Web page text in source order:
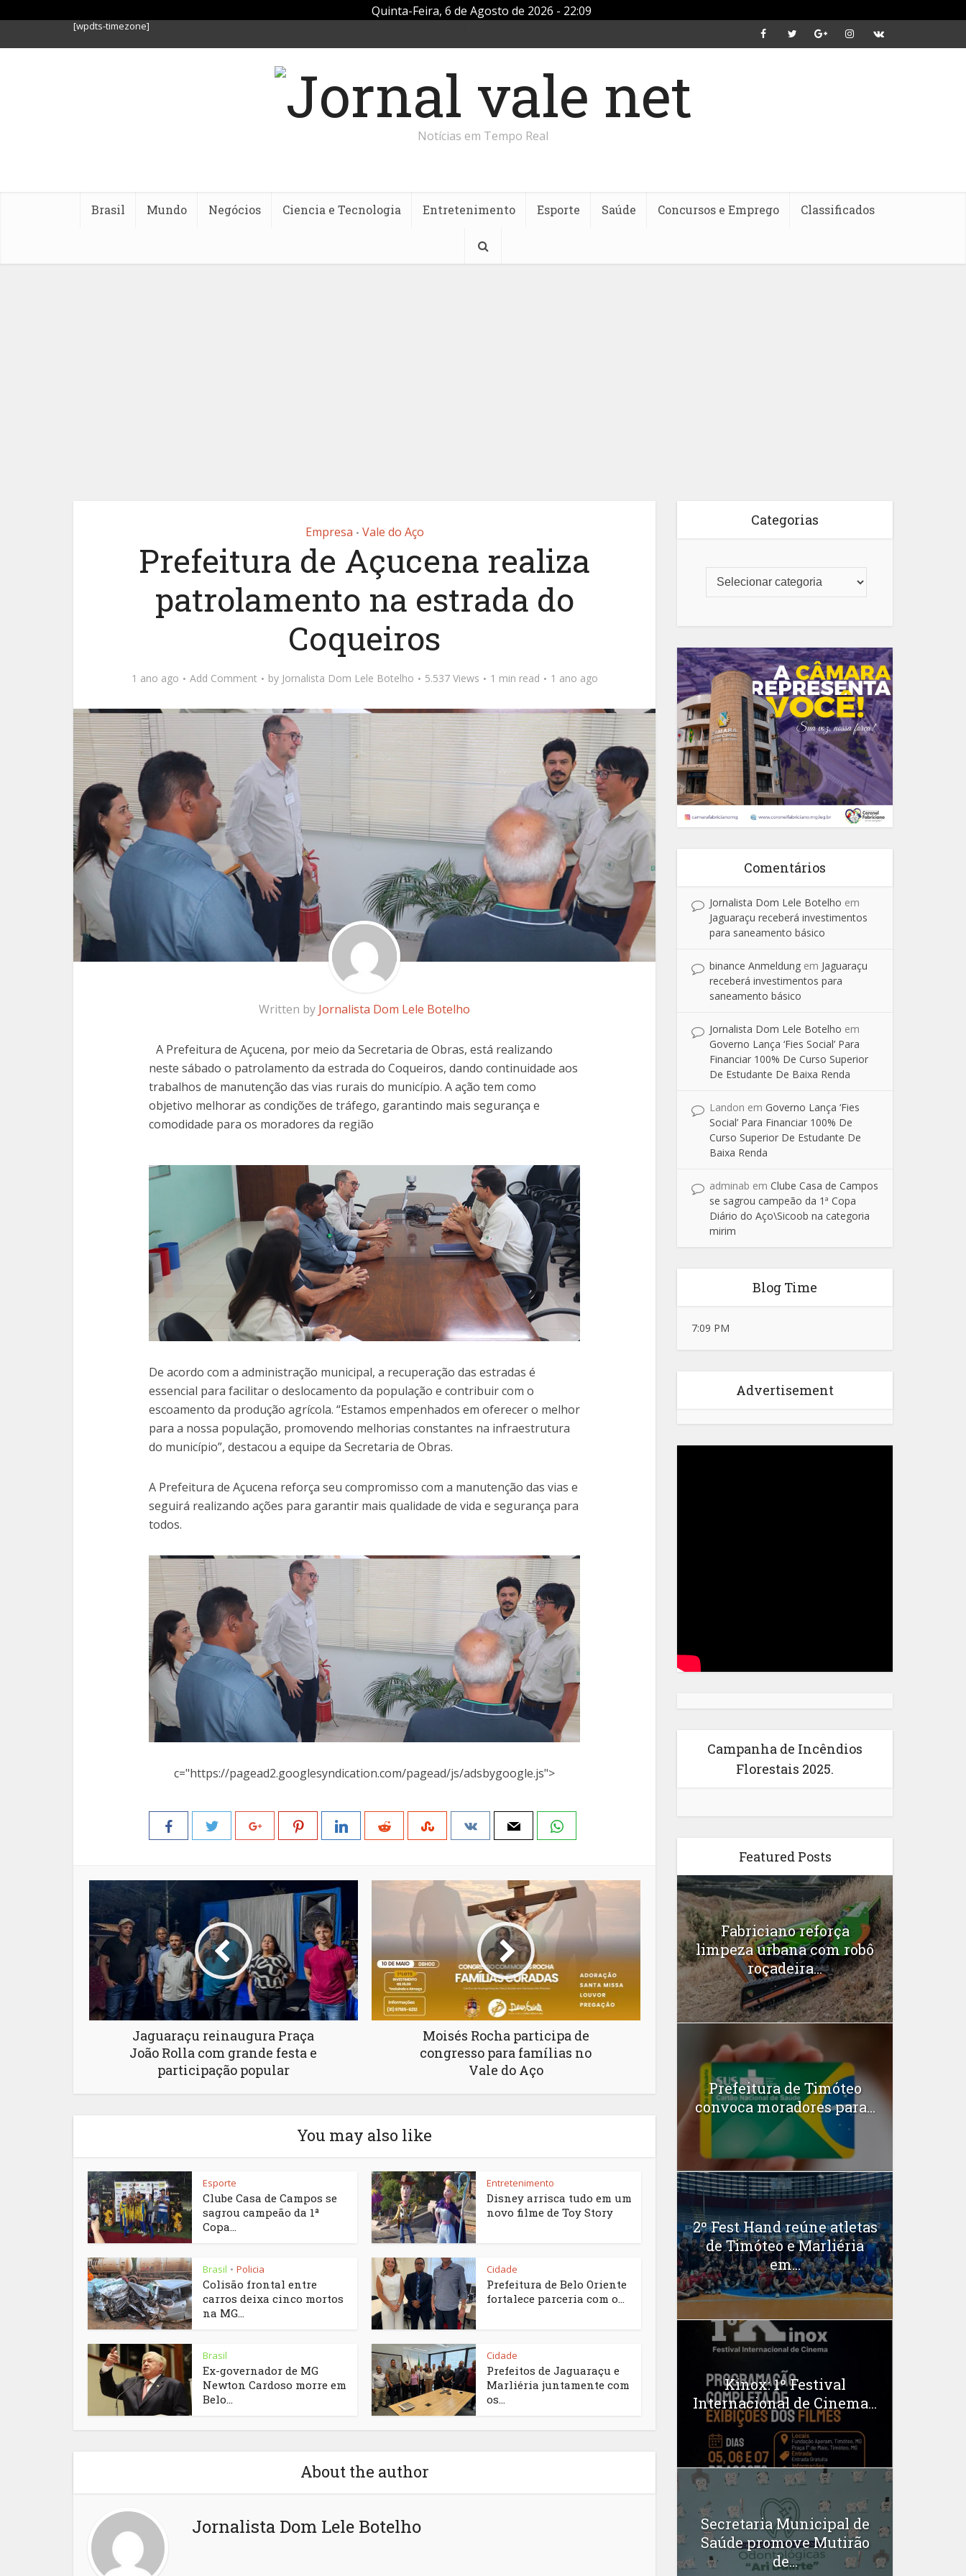
Quinta-Feira, 6 de Agosto de 2026 - 22:09
[wpdts-timezone]
Notícias em Tempo Real
Brasil Mundo Negócios Ciencia e Tecnologia Entretenimento Esporte Saúde Concursos e Emprego Classificados
Empresa • Vale do Aço
Prefeitura de Açucena realiza
patrolamento na estrada do
Coqueiros
1 ano ago Add Comment by Jornalista Dom Lele Botelho 5.537 Views 1 min read 1 ano ago
Written by Jornalista Dom Lele Botelho
A Prefeitura de Açucena, por meio da Secretaria de Obras, está realizando
neste sábado o patrolamento da estrada do Coqueiros, dando continuidade aos
trabalhos de manutenção das vias rurais do município. A ação tem como
objetivo melhorar as condições de tráfego, garantindo mais segurança e
comodidade para os moradores da região
De acordo com a administração municipal, a recuperação das estradas é
essencial para facilitar o deslocamento da população e contribuir com o
escoamento da produção agrícola. “Estamos empenhados em oferecer o melhor
para a nossa população, promovendo melhorias constantes na infraestrutura
do município”, destacou a equipe da Secretaria de Obras.
A Prefeitura de Açucena reforça seu compromisso com a manutenção das vias e
seguirá realizando ações para garantir mais qualidade de vida e segurança para
todos.
c="https://pagead2.googlesyndication.com/pagead/js/adsbygoogle.js">
Jaguaraçu reinaugura Praça
João Rolla com grande festa e
participação popular
Moisés Rocha participa de
congresso para famílias no
Vale do Aço
You may also like
Esporte
Clube Casa de Campos se
sagrou campeão da 1ª
Copa...
Entretenimento
Disney arrisca tudo em um
novo filme de Toy Story
Brasil • Policia
Colisão frontal entre
carros deixa cinco mortos
na MG...
Cidade
Prefeitura de Belo Oriente
fortalece parceria com o...
Brasil
Ex-governador de MG
Newton Cardoso morre em
Belo...
Cidade
Prefeitos de Jaguaraçu e
Marliéria juntamente com
os...
About the author
Jornalista Dom Lele Botelho
Categorias
Comentários
Jornalista Dom Lele Botelho em
Jaguaraçu receberá investimentos
para saneamento básico
binance Anmeldung em Jaguaraçu
receberá investimentos para
saneamento básico
Jornalista Dom Lele Botelho em
Governo Lança ‘Fies Social’ Para
Financiar 100% De Curso Superior
De Estudante De Baixa Renda
Landon em Governo Lança ‘Fies
Social’ Para Financiar 100% De
Curso Superior De Estudante De
Baixa Renda
adminab em Clube Casa de Campos
se sagrou campeão da 1ª Copa
Diário do Aço\Sicoob na categoria
mirim
Blog Time
7:09 PM
Advertisement
Campanha de Incêndios
Florestais 2025.
Featured Posts
Fabriciano reforça
limpeza urbana com robô
roçadeira...
Prefeitura de Timóteo
convoca moradores para...
2º Fest Hand reúne atletas
de Timóteo e Marliéria
em...
Kinox: 1º Festival
Internacional de Cinema...
Secretaria Municipal de
Saúde promove Mutirão
de...